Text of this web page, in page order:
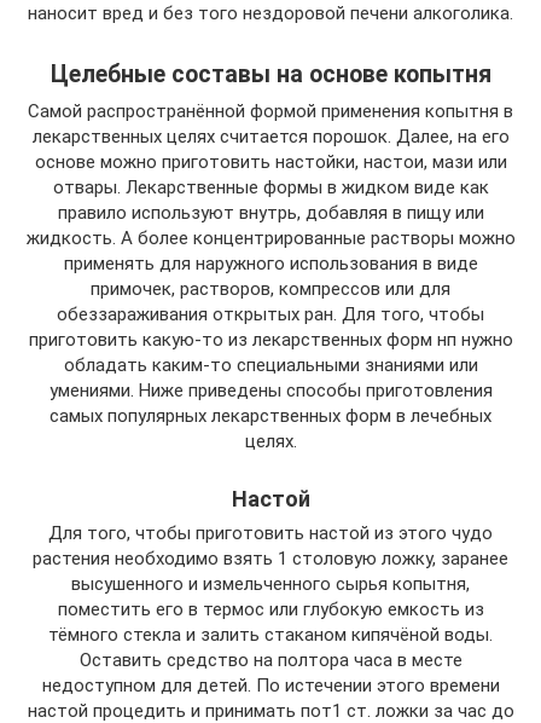
наносит вред и без того нездоровой печени алкоголика.
Целебные составы на основе копытня
Самой распространённой формой применения копытня в
лекарственных целях считается порошок. Далее, на его
основе можно приготовить настойки, настои, мази или
отвары. Лекарственные формы в жидком виде как
правило используют внутрь, добавляя в пищу или
жидкость. А более концентрированные растворы можно
применять для наружного использования в виде
примочек, растворов, компрессов или для
обеззараживания открытых ран. Для того, чтобы
приготовить какую-то из лекарственных форм нп нужно
обладать каким-то специальными знаниями или
умениями. Ниже приведены способы приготовления
самых популярных лекарственных форм в лечебных
целях.
Настой
Для того, чтобы приготовить настой из этого чудо
растения необходимо взять 1 столовую ложку, заранее
высушенного и измельченного сырья копытня,
поместить его в термос или глубокую емкость из
тёмного стекла и залить стаканом кипячёной воды.
Оставить средство на полтора часа в месте
недоступном для детей. По истечении этого времени
настой процедить и принимать пот1 ст. ложки за час до